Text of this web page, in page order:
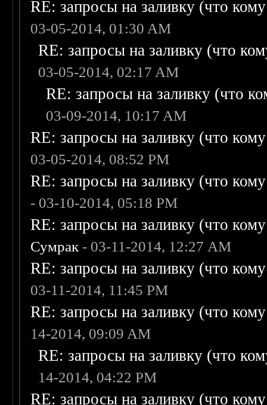
RE: запросы на заливку (что
03-05-2014, 01:30 AM
RE: запросы на заливку (что
03-05-2014, 02:17 AM
RE: запросы на заливку (что
03-09-2014, 10:17 AM
RE: запросы на заливку (что
03-05-2014, 08:52 PM
RE: запросы на заливку (что
- 03-10-2014, 05:18 PM
RE: запросы на заливку (что
Сумрак - 03-11-2014, 12:27 AM
RE: запросы на заливку (что
03-11-2014, 11:45 PM
RE: запросы на заливку (что
14-2014, 09:09 AM
RE: запросы на заливку (что
14-2014, 04:22 PM
RE: запросы на заливку (что